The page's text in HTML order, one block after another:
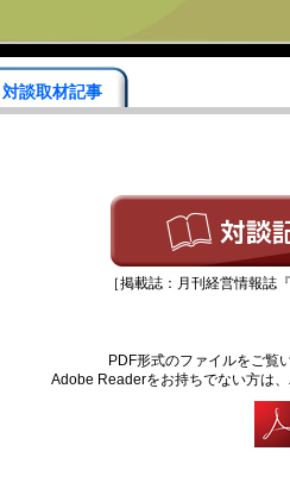
対談取材記事
［掲載誌：月刊経営情報誌
PDF形式のファイルをご覧
Adobe Readerをお持ちでない方は